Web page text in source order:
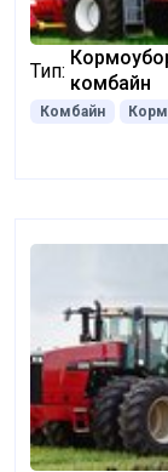
Тип:
комбайн
Комбайн